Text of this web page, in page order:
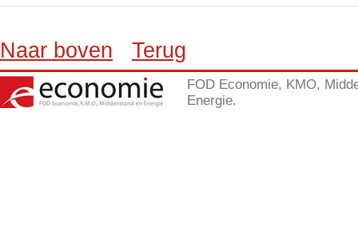
Naar boven Terug
FOD Economie, KMO,
Energie.